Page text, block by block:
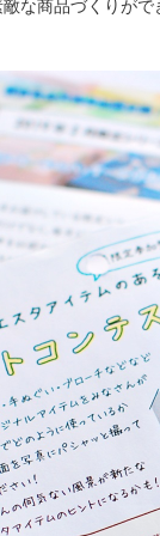
な商品づくりがで